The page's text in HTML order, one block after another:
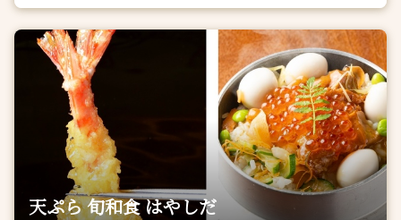
天ぷら 旬和食 はやしだ